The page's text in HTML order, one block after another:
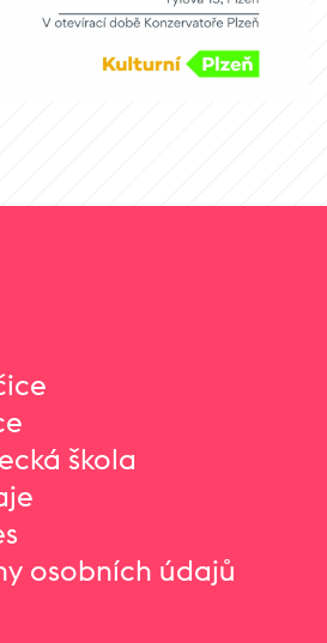
škola
osobních údajů